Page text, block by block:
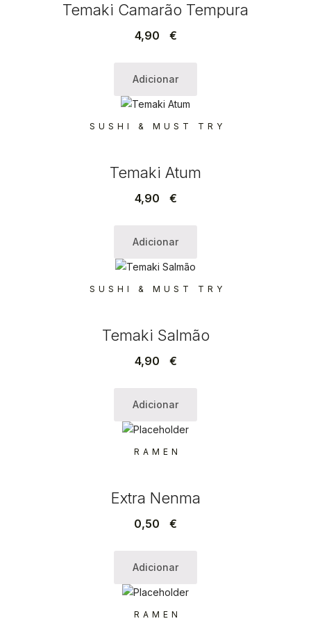
Temaki Camarão Tempura
4,90 €
Adicionar
SUSHI & MUST TRY
Temaki Atum
4,90 €
Adicionar
SUSHI & MUST TRY
Temaki Salmão
4,90 €
Adicionar
RAMEN
Extra Nenma
0,50 €
Adicionar
RAMEN